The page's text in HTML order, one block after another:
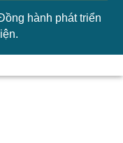
hành phát triển